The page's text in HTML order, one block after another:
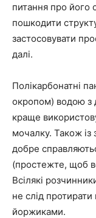
питання про
пошкодити
застосовувати
далі.
Полікарбонатні
окропом) водою з
краще
мочалку. Також
добре
(простежте, щоб
Всілякі
не слід
йоржиками.